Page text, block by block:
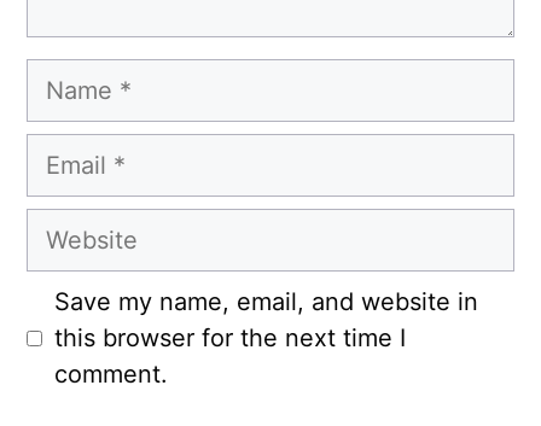
Name
Email
Website
Save my name, email, and website in
this browser for the next time I
comment.